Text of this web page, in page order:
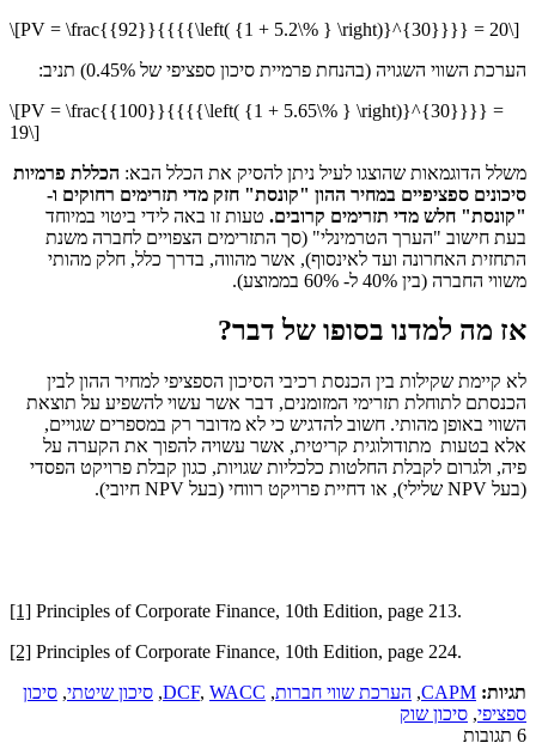
\[PV = \frac{{92}}{{{{\left( {1 + 5.2\% } \right)}^{30}}}} = 20\]
הערכת השווי השגויה (בהנחת פרמיית סיכון ספציפי של 0.45%) תניב:
\[PV = \frac{{100}}{{{{\left( {1 + 5.65\% } \right)}^{30}}}} =
19\]
משלל הדוגמאות שהוצגו לעיל ניתן להסיק את הכלל הבא: הכללת פרמיות
סיכונים ספציפיים במחיר ההון "קונסת" חזק מדי תזרימים רחוקים ו-
"קונסת" חלש מדי תזרימים קרובים. טעות זו באה לידי ביטוי במיוחד
בעת חישוב "הערך הטרמינלי" (סך התזרימים הצפויים לחברה משנת
התחזית האחרונה ועד לאינסוף), אשר מהווה, בדרך כלל, חלק מהותי
משווי החברה (בין 40% ל- 60% בממוצע).
אז מה למדנו בסופו של דבר?
לא קיימת שקילות בין הכנסת רכיבי הסיכון הספציפי למחיר ההון לבין
הכנסתם לתוחלת תזרימי המזומנים, דבר אשר עשוי להשפיע על תוצאת
השווי באופן מהותי. חשוב להדגיש כי לא מדובר רק במספרים שגויים,
אלא בטעות מתודולוגית קריטית, אשר עשויה להפוך את הקערה על
פיה, ולגרום לקבלת החלטות כלכליות שגויות, כגון קבלת פרויקט הפסדי
(בעל NPV שלילי), או דחיית פרויקט רווחי (בעל NPV חיובי).
[1] Principles of Corporate Finance, 10th Edition, page 213.
[2] Principles of Corporate Finance, 10th Edition, page 224.
תגיות: CAPM
, הערכת שווי חברות,
DCF, WACC
, סיכון שיטתי, סיכון
ספציפי, סיכון שוק
6 תגובות